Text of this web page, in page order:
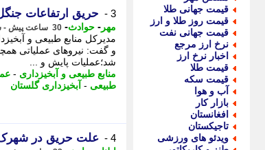
قیمت جهانی طلا
قیمت روز طلا و ارز
قیمت جهانی نفت
نرخ ارز مرجع
اخبار نرخ ارز
قیمت طلا
قیمت سکه
آب و هوا
بازار کار
افغانستان
تاجیکستان
ویدئو های ورزشی
3 - حریق ارتفاعات
مهر - حوادث- 30 ساعت پیش - سه شنبه 13 مرداد 1405، 21:55
مدیرکل منابع طبیعی و
و گفت: نیروهای عملیاتی
شد؛عملیات پایش و ...
منابع طبیعی و آبخیزداری -
طبیعی - آبخیزداری گلستان
4 - علت حریق در